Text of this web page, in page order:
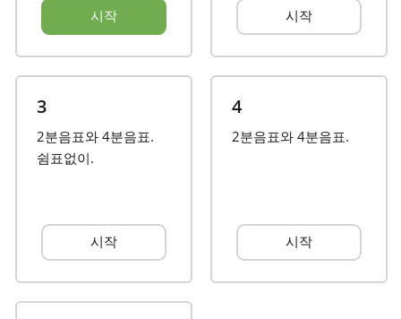
English
Français
हिन्दी
시작 시작
3
2분음표와 4분음표.
쉼표없이.
시작
4
2분음표와 4분음표.
시작